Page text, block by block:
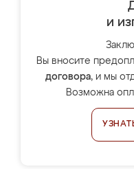
и
Вы вносите
договора, и мы
Возможна